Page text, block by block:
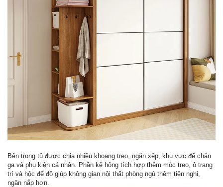
Bên trong tủ được chia nhiều khoang treo, ngăn xếp, khu vực để chăn
ga và phụ kiện cá nhân. Phần kệ hông tích hợp thêm móc treo, ô trang
trí và hộc để đồ giúp không gian nội thất phòng ngủ thêm tiện nghi,
ngăn nắp hơn.